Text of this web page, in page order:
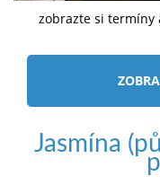
zobrazte si termíny
Jasmína